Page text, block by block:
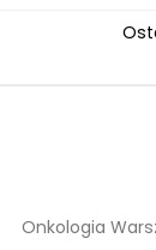
Onkologia